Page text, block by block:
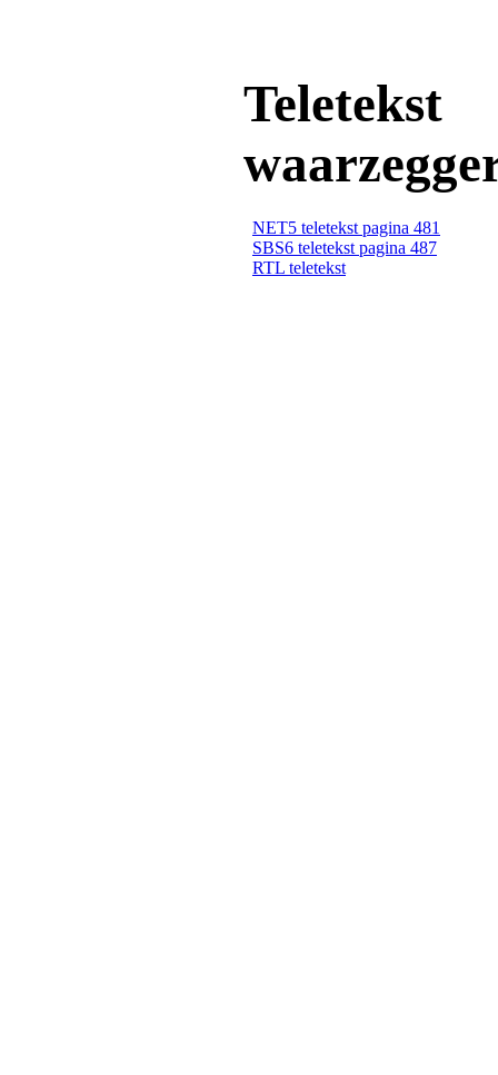
Teletekst
NET5 teletekst pagina 481
SBS6 teletekst pagina 487
RTL teletekst